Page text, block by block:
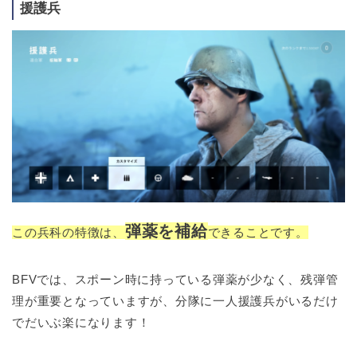
援護兵
この兵科の特徴は、 弾薬を補給できることです。
BFVでは、スポーン時に持っている弾薬が少なく、残弾管
理が重要となっていますが、分隊に一人援護兵がいるだけ
でだいぶ楽になります！